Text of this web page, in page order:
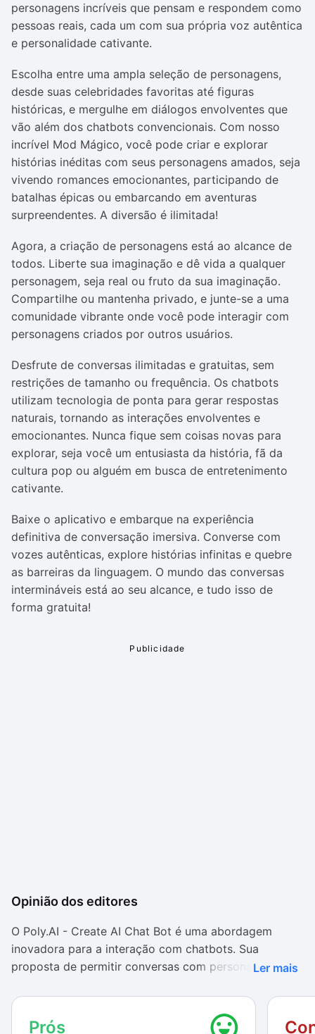
personagens incríveis que pensam e respondem como
pessoas reais, cada um com sua própria voz autêntica
e personalidade cativante.
Escolha entre uma ampla seleção de personagens,
desde suas celebridades favoritas até figuras
históricas, e mergulhe em diálogos envolventes que
vão além dos chatbots convencionais. Com nosso
incrível Mod Mágico, você pode criar e explorar
histórias inéditas com seus personagens amados, seja
vivendo romances emocionantes, participando de
batalhas épicas ou embarcando em aventuras
surpreendentes. A diversão é ilimitada!
Agora, a criação de personagens está ao alcance de
todos. Liberte sua imaginação e dê vida a qualquer
personagem, seja real ou fruto da sua imaginação.
Compartilhe ou mantenha privado, e junte-se a uma
comunidade vibrante onde você pode interagir com
personagens criados por outros usuários.
Desfrute de conversas ilimitadas e gratuitas, sem
restrições de tamanho ou frequência. Os chatbots
utilizam tecnologia de ponta para gerar respostas
naturais, tornando as interações envolventes e
emocionantes. Nunca fique sem coisas novas para
explorar, seja você um entusiasta da história, fã da
cultura pop ou alguém em busca de entretenimento
cativante.
Baixe o aplicativo e embarque na experiência
definitiva de conversação imersiva. Converse com
vozes autênticas, explore histórias infinitas e quebre
as barreiras da linguagem. O mundo das conversas
intermináveis está ao seu alcance, e tudo isso de
forma gratuita!
Opinião dos editores
O Poly.AI - Create AI Chat Bot é uma abordagem
inovadora para a interação com chatbots. Sua
proposta de permitir conversas com personagens
voz autêntica. A inclusão do Mod Mágico proporciona
uma dimensão única, permitindo aos usuários criar e
Ler mais
Prós